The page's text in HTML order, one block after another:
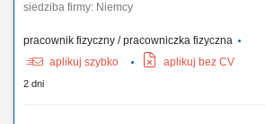
siedziba firmy: Niemcy
pracownik fizyczny / pracowniczka fizyczna
aplikuj szybko
aplikuj bez CV
2 dni